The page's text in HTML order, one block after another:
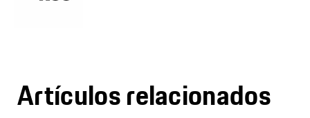
Artículos relacionados